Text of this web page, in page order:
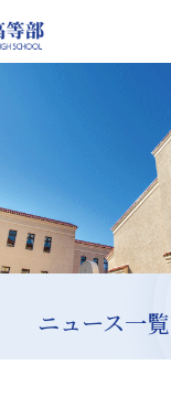
ニュース一覧